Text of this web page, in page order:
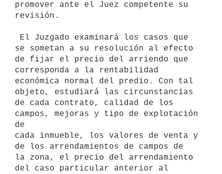
promover ante el Juez competente su
revisión.
se sometan a su resolución al efecto
de fijar el precio del arriendo que
corresponda a la rentabilidad
económica normal del predio. Con tal
objeto, estudiará las circunstancias
de cada contrato, calidad de los
campos, mejoras y tipo de explotación
de
cada inmueble, los valores de venta y
de los arrendamientos de campos de
la zona, el precio del arrendamiento
del caso particular anterior al